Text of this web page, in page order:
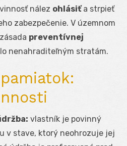
nález ohlásiťa strpieť
zabezpečenie. V územnom
preventívnej
nenahraditeľným stratám.
vlastník je povinný
v stave, ktorý neohrozuje jej